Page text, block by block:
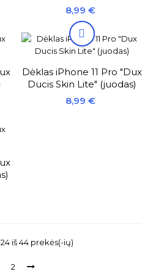
Kaina
8,99 €

Dėklas iPhone 11 Pro "Dux
Ducis Skin Lite" (juodas)
Kaina
8,99 €
iš 44 prekės(-ių)
2